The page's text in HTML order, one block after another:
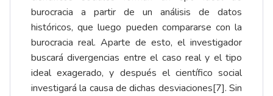
burocracia a partir de un análisis de datos
históricos, que luego pueden compararse con la
burocracia real. Aparte de esto, el investigador
buscará divergencias entre el caso real y el tipo
ideal exagerado, y después el científico social
investigará la causa de dichas desviaciones[7]. Sin